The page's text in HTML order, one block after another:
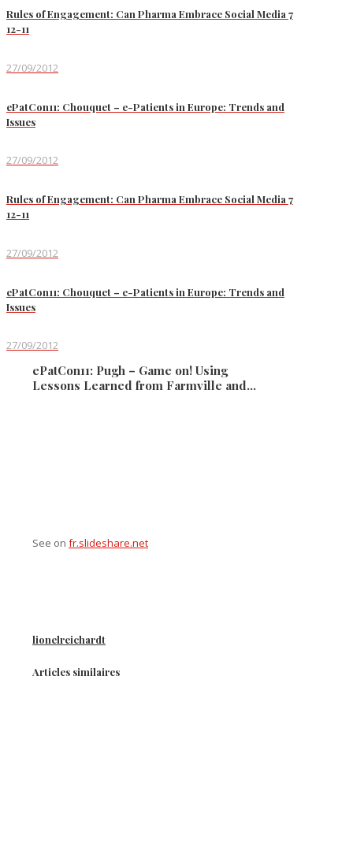
Rules of Engagement: Can Pharma Embrace Social Media 7
12-11
27/09/2012
ePatCon11: Chouquet – e-Patients in Europe: Trends and
Issues
27/09/2012
Rules of Engagement: Can Pharma Embrace Social Media 7
12-11
27/09/2012
ePatCon11: Chouquet – e-Patients in Europe: Trends and
Issues
27/09/2012
ePatCon11: Pugh – Game on! Using
Lessons Learned from Farmville and…
See on fr.slideshare.net
lionelreichardt
Articles similaires